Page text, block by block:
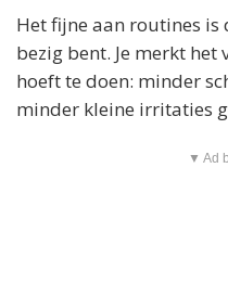
Het fijne aan routines is
bezig bent. Je merkt
hoeft te doen: minder
minder kleine irritaties
▼ Ad